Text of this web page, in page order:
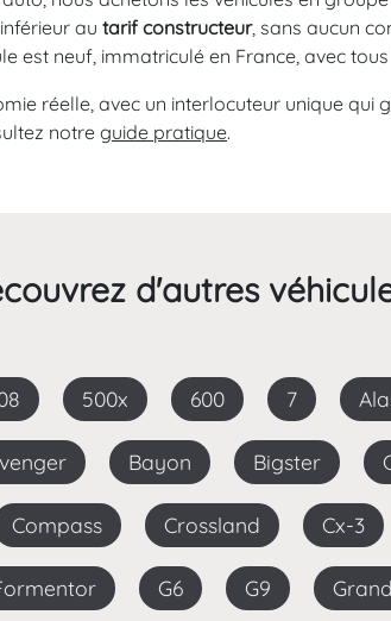
au tarif constructeur, sans aucun
est neuf, immatriculé en France, avec
réelle, avec un interlocuteur unique
notreguide pratique.
d'autres
500x 600 7
Avenger Bayon Bigster
Compass Crossland Cx-3
Formentor G6 G9